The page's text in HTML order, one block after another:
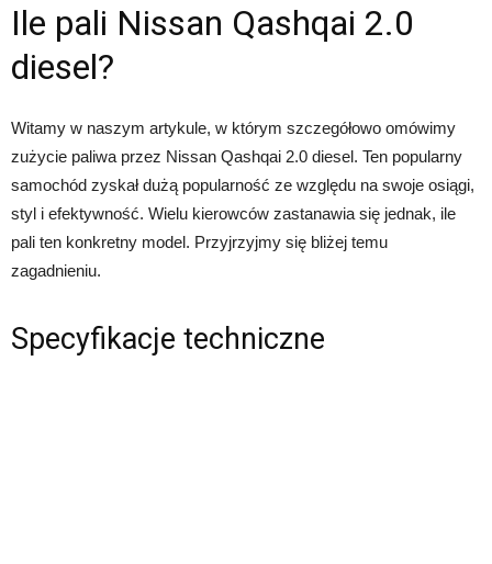
Ile pali Nissan Qashqai 2.0
diesel?
Witamy w naszym artykule, w którym szczegółowo omówimy
zużycie paliwa przez Nissan Qashqai 2.0 diesel. Ten popularny
samochód zyskał dużą popularność ze względu na swoje osiągi,
styl i efektywność. Wielu kierowców zastanawia się jednak, ile
pali ten konkretny model. Przyjrzyjmy się bliżej temu
zagadnieniu.
Specyfikacje techniczne